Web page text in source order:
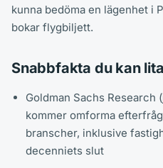
kunna bedöma en lägenhet i
bokar flygbiljett.
Snabbfakta du kan
Goldman Sachs Research
kommer omforma
branscher, inklusive
decenniets slut